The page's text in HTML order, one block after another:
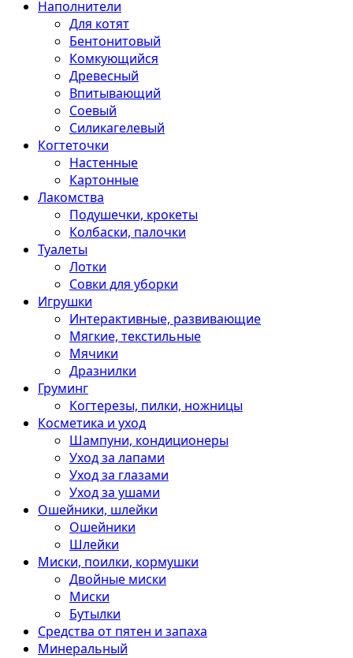
Наполнители
Для котят
Бентонитовый
Комкующийся
Древесный
Впитывающий
Соевый
Силикагелевый
Когтеточки
Настенные
Картонные
Лакомства
Подушечки, крокеты
Колбаски, палочки
Туалеты
Лотки
Совки для уборки
Игрушки
Интерактивные, развивающие
Мягкие, текстильные
Мячики
Дразнилки
Груминг
Когтерезы, пилки, ножницы
Косметика и уход
Шампуни, кондиционеры
Уход за лапами
Уход за глазами
Уход за ушами
Ошейники, шлейки
Ошейники
Шлейки
Миски, поилки, кормушки
Двойные миски
Миски
Бутылки
Средства от пятен и запаха
Минеральный